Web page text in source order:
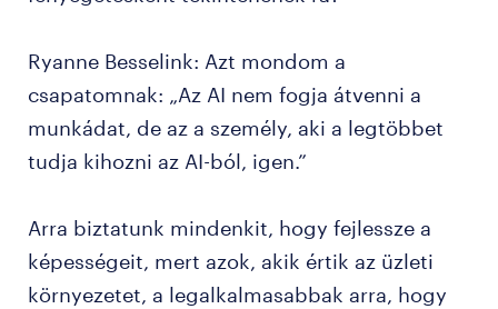
Ryanne Besselink: Azt mondom a
csapatomnak: „Az AI nem fogja átvenni a
munkádat, de az a személy, aki a legtöbbet
tudja kihozni az AI-ból, igen.”
Arra biztatunk mindenkit, hogy fejlessze a
képességeit, mert azok, akik értik az üzleti
környezetet, a legalkalmasabbak arra, hogy